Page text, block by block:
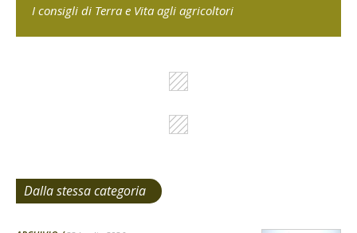
I consigli di Terra e Vita agli agricoltori
Dalla stessa categoria